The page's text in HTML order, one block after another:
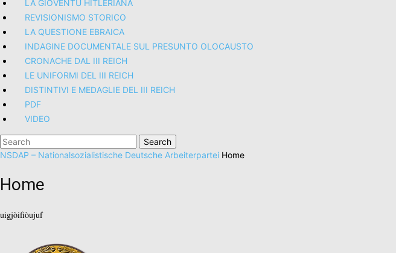
LA GIOVENTÙ HITLERIANA
REVISIONISMO STORICO
LA QUESTIONE EBRAICA
INDAGINE DOCUMENTALE SUL PRESUNTO OLOCAUSTO
CRONACHE DAL III REICH
LE UNIFORMI DEL III REICH
DISTINTIVI E MEDAGLIE DEL III REICH
PDF
VIDEO
Search
for:
NSDAP – Nationalsozialistische Deutsche Arbeiterpartei Home
Home
uigjòifiòujuf